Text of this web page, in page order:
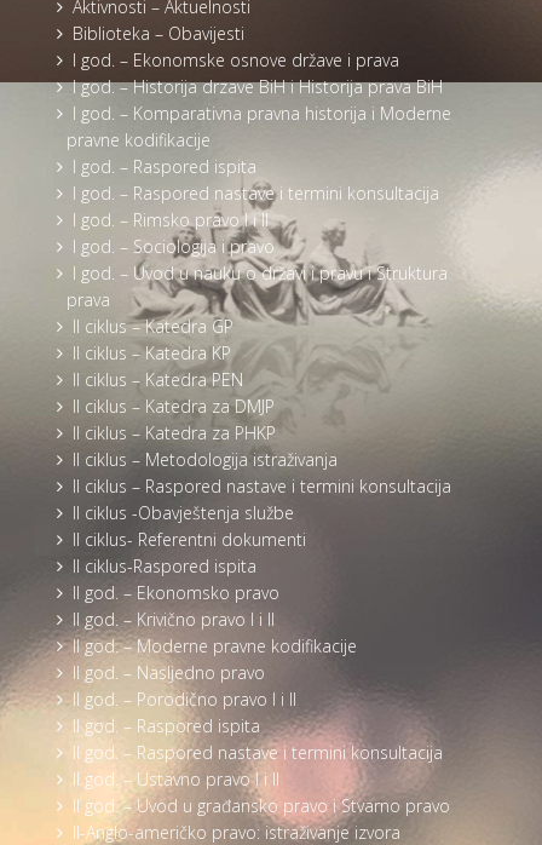
Aktivnosti – Aktuelnosti
Biblioteka – Obavijesti
I god. – Ekonomske osnove države i prava
I god. – Historija drzave BiH i Historija prava BiH
I god. – Komparativna pravna historija i Moderne
pravne kodifikacije
I god. – Raspored ispita
I god. – Raspored nastave i termini konsultacija
I god. – Rimsko pravo I i II
I god. – Sociologija i pravo
I god. – Uvod u nauku o državi i pravu i Struktura
prava
II ciklus – Katedra GP
II ciklus – Katedra KP
II ciklus – Katedra PEN
II ciklus – Katedra za DMJP
II ciklus – Katedra za PHKP
II ciklus – Metodologija istraživanja
II ciklus – Raspored nastave i termini konsultacija
II ciklus -Obavještenja službe
II ciklus- Referentni dokumenti
II ciklus-Raspored ispita
II god. – Ekonomsko pravo
II god. – Krivično pravo I i II
II god. – Moderne pravne kodifikacije
II god. – Nasljedno pravo
II god. – Porodično pravo I i II
II god. – Raspored ispita
II god. – Raspored nastave i termini konsultacija
II god. – Ustavno pravo I i II
II god. – Uvod u građansko pravo i Stvarno pravo
II-Anglo-američko pravo: istraživanje izvora